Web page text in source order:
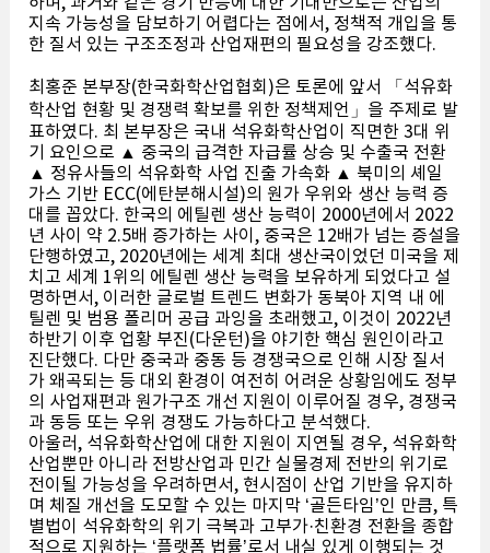
지속 가능성을 담보하기 어렵다는 점에서, 정책적 개입을 통
한 질서 있는 구조조정과 산업재편의 필요성을 강조했다.
최홍준 본부장(한국화학산업협회)은 토론에 앞서 「석유화
학산업 현황 및 경쟁력 확보를 위한 정책제언」을 주제로 발
표하였다. 최 본부장은 국내 석유화학산업이 직면한 3대 위
기 요인으로 ▲ 중국의 급격한 자급률 상승 및 수출국 전환
▲ 정유사들의 석유화학 사업 진출 가속화 ▲ 북미의 셰일
가스 기반 ECC(에탄분해시설)의 원가 우위와 생산 능력 증
대를 꼽았다. 한국의 에틸렌 생산 능력이 2000년에서 2022
년 사이 약 2.5배 증가하는 사이, 중국은 12배가 넘는 증설을
단행하였고, 2020년에는 세계 최대 생산국이었던 미국을 제
치고 세계 1위의 에틸렌 생산 능력을 보유하게 되었다고 설
명하면서, 이러한 글로벌 트렌드 변화가 동북아 지역 내 에
틸렌 및 범용 폴리머 공급 과잉을 초래했고, 이것이 2022년
하반기 이후 업황 부진(다운턴)을 야기한 핵심 원인이라고
진단했다. 다만 중국과 중동 등 경쟁국으로 인해 시장 질서
가 왜곡되는 등 대외 환경이 여전히 어려운 상황임에도 정부
의 사업재편과 원가구조 개선 지원이 이루어질 경우, 경쟁국
과 동등 또는 우위 경쟁도 가능하다고 분석했다.
아울러, 석유화학산업에 대한 지원이 지연될 경우, 석유화학
산업뿐만 아니라 전방산업과 민간 실물경제 전반의 위기로
전이될 가능성을 우려하면서, 현시점이 산업 기반을 유지하
며 체질 개선을 도모할 수 있는 마지막 ‘골든타임’인 만큼, 특
별법이 석유화학의 위기 극복과 고부가·친환경 전환을 종합
적으로 지원하는 ‘플랫폼 법률’로서 내실 있게 이행되는 것